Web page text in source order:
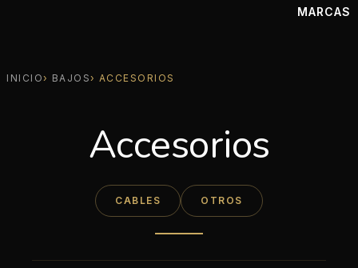
MARCAS
INICIO BAJOS ACCESORIOS
Accesorios
CABLES OTROS